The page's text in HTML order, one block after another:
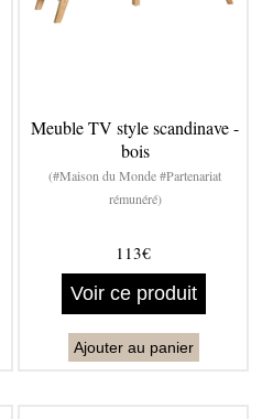
Meuble TV style scandinave -
bois
(#Maison du Monde #Partenariat
rémunéré)
113€
Voir ce produit
Ajouter au panier